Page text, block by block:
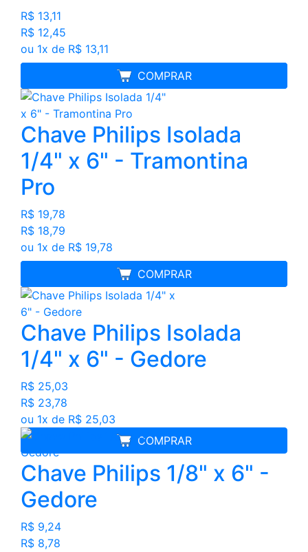
R$ 13,11
R$ 12,45
ou 1x de R$ 13,11
COMPRAR
MELHOR PREÇO
Chave Philips Isolada
1/4" x 6" - Tramontina
Pro
R$ 19,78
R$ 18,79
ou 1x de R$ 19,78
COMPRAR
MELHOR PREÇO
Chave Philips Isolada
1/4" x 6" - Gedore
R$ 25,03
R$ 23,78
ou 1x de R$ 25,03
COMPRAR
Chave Philips 1/8" x 6" -
Gedore
R$ 9,24
R$ 8,78